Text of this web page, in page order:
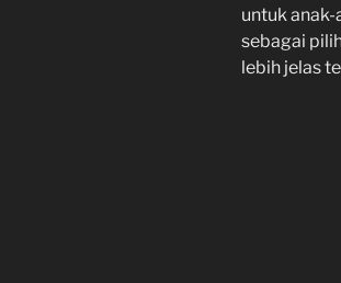
untuk
sebagai
lebih jelas